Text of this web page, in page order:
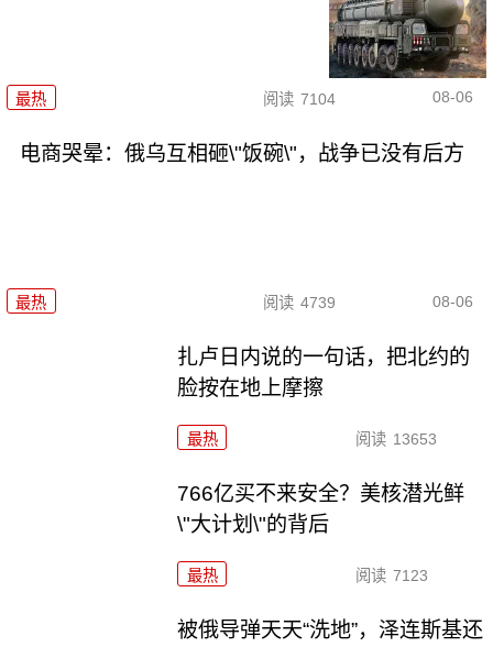
最热 阅读 7104 08-06
电商哭晕：俄乌互相砸\"饭碗\"，战争已没有后方
最热 阅读 4739 08-06
扎卢日内说的一句话，把北约的
脸按在地上摩擦
最热 阅读 13653
766亿买不来安全？美核潜光鲜
\"大计划\"的背后
最热 阅读 7123
被俄导弹天天“洗地”，泽连斯基还